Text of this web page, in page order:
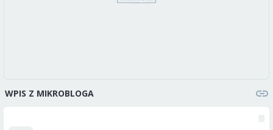
WPIS Z MIKROBLOGA